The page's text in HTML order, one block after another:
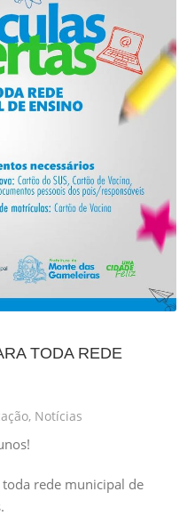
TODA REDE
, Notícias
rede municipal de